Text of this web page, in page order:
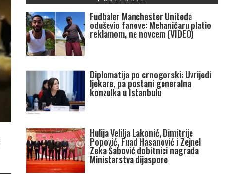
Fudbaler Manchester Uniteda
oduševio fanove: Mehaničaru platio
reklamom, ne novcem (VIDEO)
Diplomatija po crnogorski: Uvrijedi
ljekare, pa postani generalna
konzulka u Istanbulu
Hulija Velilja Lakonić, Dimitrije
Popović, Fuad Hasanović i Zejnel
Zeka Šabović dobitnici nagrada
Ministarstva dijaspore